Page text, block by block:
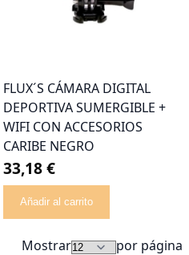
FLUX´S CÁMARA DIGITAL
DEPORTIVA SUMERGIBLE +
WIFI CON ACCESORIOS
CARIBE NEGRO
33,18 €
Añadir al carrito
Mostrar por página